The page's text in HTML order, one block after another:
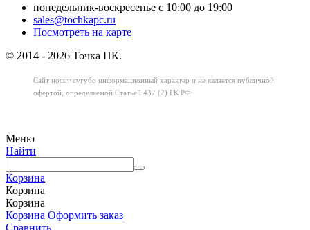
понедельник-воскресенье с 10:00 до 19:00
sales@tochkapc.ru
Посмотреть на карте
© 2014 - 2026 Точка ПК.
Сайт носит сугубо информационный характер и не является публичной
офертой, определяемой Статьей 437 (2) ГК РФ.
Меню
Найти
Корзина
Корзина
Корзина
Корзина Оформить заказ
Сравнить